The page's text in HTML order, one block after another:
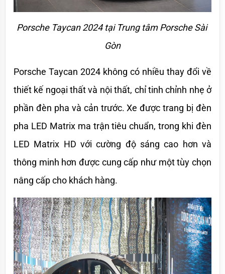
Porsche Taycan 2024 tại Trung tâm Porsche Sài
Gòn
Porsche Taycan 2024 không có nhiều thay đổi về
thiết kế ngoại thất và nội thất, chỉ tinh chỉnh nhẹ ở
phần đèn pha và cản trước. Xe được trang bị đèn
pha LED Matrix ma trận tiêu chuẩn, trong khi đèn
LED Matrix HD với cường độ sáng cao hơn và
thông minh hơn được cung cấp như một tùy chọn
nâng cấp cho khách hàng.